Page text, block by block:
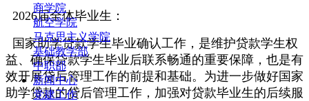
商学院
航空学院
马克思主义学院
基础教学部
中职部
新闻中心
党建工作
2026届全体毕业生：
国家助学贷款学生毕业确认工作，是维护贷款学生权
益、确保贷款学生毕业后联系畅通的重要保障，也是有
效开展贷后管理工作的前提和基础。为进一步做好国家
助学贷款的贷后管理工作，加强对贷款毕业生的后续服